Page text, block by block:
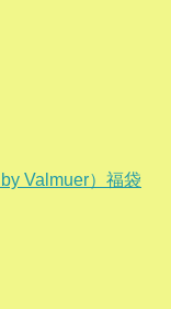
Valmuer）福袋